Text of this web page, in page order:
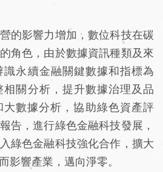
的影響力增加，數位科技在碳
角色，由於數據資訊種類及來
永續金融關鍵數據和指標為
關分析，提升數據治理及品
數據分析，協助綠色資產評
告，進行綠色金融科技發展，
綠色金融科技強化合作，擴大
影響產業，邁向淨零。